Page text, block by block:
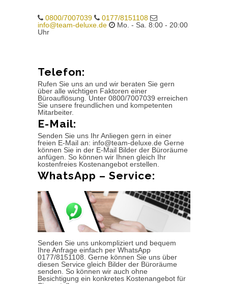
0800/7007039
0177/8151108
info@team-deluxe.de
Mo. - Sa. 8:00 - 20:00
Uhr
Telefon:
Rufen Sie uns an und wir beraten Sie gern
über alle wichtigen Faktoren einer
Büroauflösung. Unter 0800/7007039 erreichen
Sie unsere freundlichen und kompetenten
Mitarbeiter.
E-Mail:
Senden Sie uns Ihr Anliegen gern in einer
freien E-Mail an: info@team-deluxe.de Gerne
können Sie in der E-Mail Bilder der Büroräume
anfügen. So können wir Ihnen gleich Ihr
kostenfreies Kostenangebot erstellen.
WhatsApp – Service:
Senden Sie uns unkompliziert und bequem
Ihre Anfrage einfach per WhatsApp
0177/8151108. Gerne können Sie uns über
diesen Service gleich Bilder der Büroräume
senden. So können wir auch ohne
Besichtigung ein konkretes Kostenangebot für